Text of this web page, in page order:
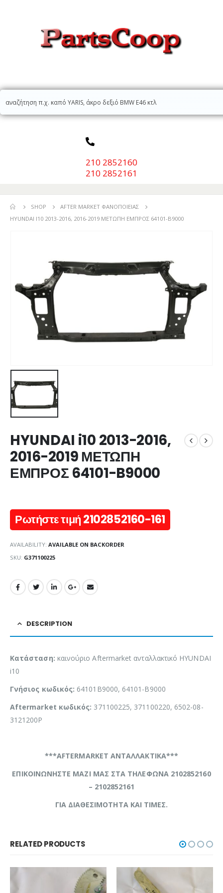
210 2852160
210 2852161
SHOP
AFTER MARKET ΦΑΝΟΠΟΙΕΊΑΣ
HYUNDAI I10 2013-2016, 2016-2019 ΜΕΤΩΠΗ ΕΜΠΡΟΣ 64101-B9000
HYUNDAI i10 2013-2016,
2016-2019 ΜΕΤΩΠΗ
ΕΜΠΡΟΣ 64101-B9000
Ρωτήστε τιμή 2102852160-161
AVAILABILITY: AVAILABLE ON BACKORDER
SKU: G371100225
DESCRIPTION
Κατάσταση: καινούριο Aftermarket ανταλλακτικό HYUNDAI
i10
Γνήσιος κωδικός: 64101B9000, 64101-B9000
Aftermarket κωδικός: 371100225, 371100220, 6502-08-
3121200P
***AFTERMARKET ΑΝΤΑΛΛΑΚΤΙΚΑ***
ΕΠΙΚΟΙΝΩΝΗΣΤΕ ΜΑΖΙ ΜΑΣ ΣΤΑ ΤΗΛΕΦΩΝΑ 2102852160
– 2102852161
ΓΙΑ ΔΙΑΘΕΣΙΜΟΤΗΤΑ ΚΑΙ ΤΙΜΕΣ.
RELATED PRODUCTS